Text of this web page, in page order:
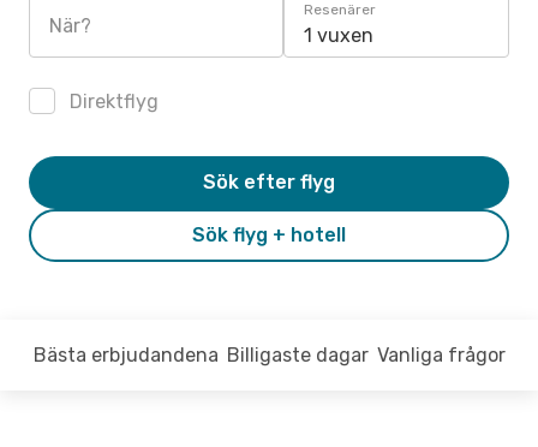
När?
Resenärer
1 vuxen
Direktflyg
Sök flyg + hotell
Sök efter flyg
Bästa erbjudandena Billigaste dagar Vanliga frågor